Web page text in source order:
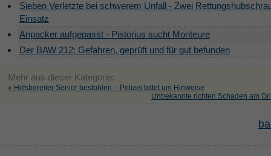
Sieben Verletzte bei schwerem Unfall - Zwei
Einsatz
Anpacker aufgepasst - Pistorius sucht Monteure
Der BAW 212: Gefahren, geprüft und für gut befunden
Mehr aus dieser Kategorie:
« Hilfsbereiter Senior bestohlen – Polizei bittet um Hinweise
Unbekannte richten Schaden am